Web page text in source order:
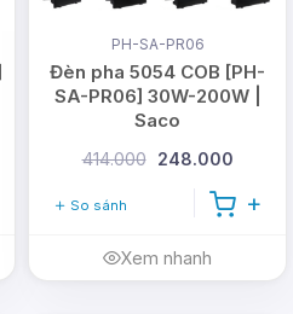
PH-SA-PR06
Đèn pha 5054 COB [PH-
SA-PR06] 30W-200W |
Saco
414.000 248.000
So sánh
Xem nhanh